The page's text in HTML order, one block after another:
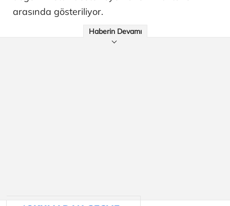
arasında gösteriliyor.
Haberin Devamı